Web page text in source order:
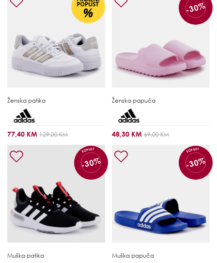
Ženska patika
77,40 KM 129,00 KM
-30%
Ženska papuča
48,30 KM 69,00 KM
POPUST
-30%
Muška patika
POPUST
-30%
Muška papuča